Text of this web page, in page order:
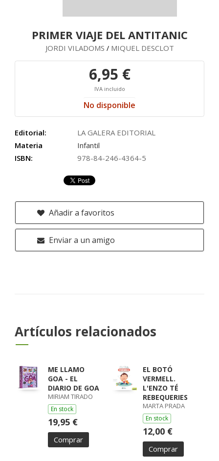
PRIMER VIAJE DEL ANTITANIC
JORDI VILADOMS / MIQUEL DESCLOT
6,95 €
IVA incluido
No disponible
Editorial:
LA GALERA EDITORIAL
Materia
Infantil
ISBN:
978-84-246-4364-5
Añadir a favoritos
Enviar a un amigo
Artículos relacionados
ME LLAMO
GOA - EL
DIARIO DE GOA
MIRIAM TIRADO
En stock
19,95 €
Comprar
EL BOTÓ
VERMELL.
L'ENZO TÉ
REBEQUERIES
MARTA PRADA
En stock
12,00 €
Comprar